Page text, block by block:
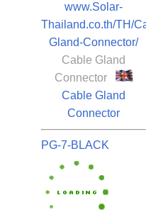
www.Solar-
Thailand.co.th/TH/
Gland-Connector/
Cable Gland
Connector
Cable Gland
Connector
PG-7-BLACK